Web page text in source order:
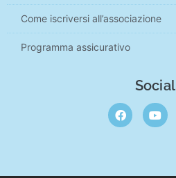
Come iscriversi all’associazione
Programma assicurativo
Social